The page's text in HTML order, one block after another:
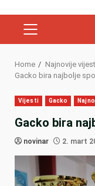
PRIMARY
Home
Najnovije
Gacko bira najbolje
Vijesti Gacko
Gacko bira
novinar 2. mart